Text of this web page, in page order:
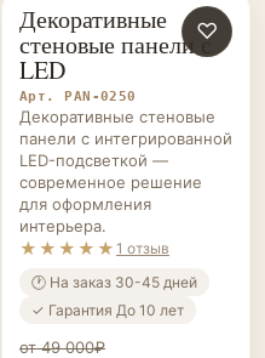
СТЕНОВЫЕ
ПАНЕЛИ НА ЗАКАЗ
♡
Декоративные
стеновые панели с
LED
Арт. PAN-0250
Декоративные стеновые
панели с интегрированной
LED-подсветкой —
современное решение
для оформления
интерьера.
★★★★★ 1 отзыв
🕐 На заказ 30-45 дней
✓ Гарантия До 10 лет
от 49 000₽